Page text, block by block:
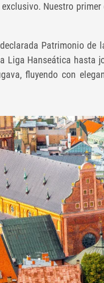
Nuestro
Patrimonio de
Liga Hanseática hasta
fluyendo con